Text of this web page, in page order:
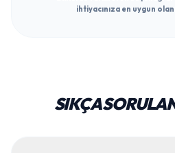
ihtiyacınıza en uygun
SIKÇA